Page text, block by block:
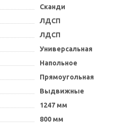
Сканди
ЛДСП
ЛДСП
Универсальная
Напольное
Прямоугольная
Выдвижные
1247 мм
800 мм